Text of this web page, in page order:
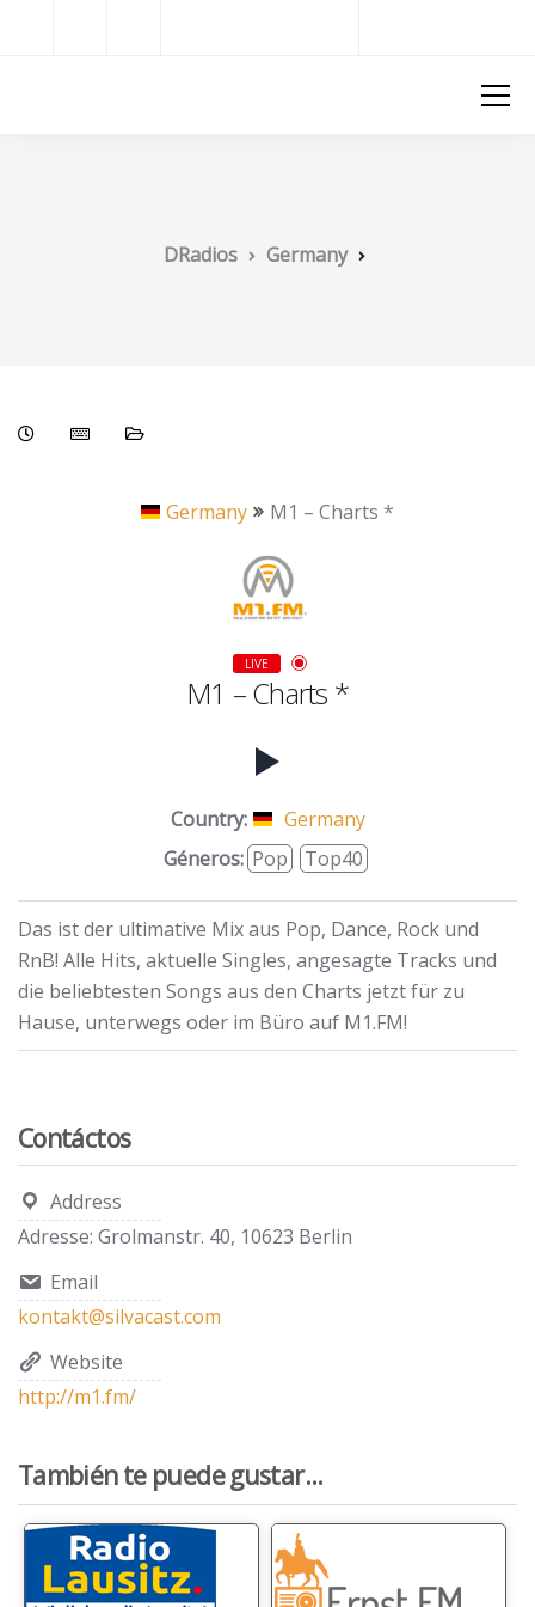
DRadios Germany
Germany M1 – Charts *
LIVE
M1 – Charts *
Country:
Germany
Géneros: Pop Top40
Das ist der ultimative Mix aus Pop, Dance, Rock und
RnB! Alle Hits, aktuelle Singles, angesagte Tracks und
die beliebtesten Songs aus den Charts jetzt für zu
Hause, unterwegs oder im Büro auf M1.FM!
Contáctos
Address
Adresse: Grolmanstr. 40, 10623 Berlin
Email
kontakt@silvacast.com
Website
http://m1.fm/
También te puede gustar...